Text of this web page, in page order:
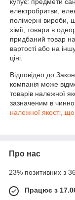
електробритви,
полімерні вироби,
хімії, товари в
придбаний товар
вартості або на
ціні.
Відповідно до
компанія може
товарів належної
зазначеним в
належної якості,
Про нас
23% позитивних з
Працює з